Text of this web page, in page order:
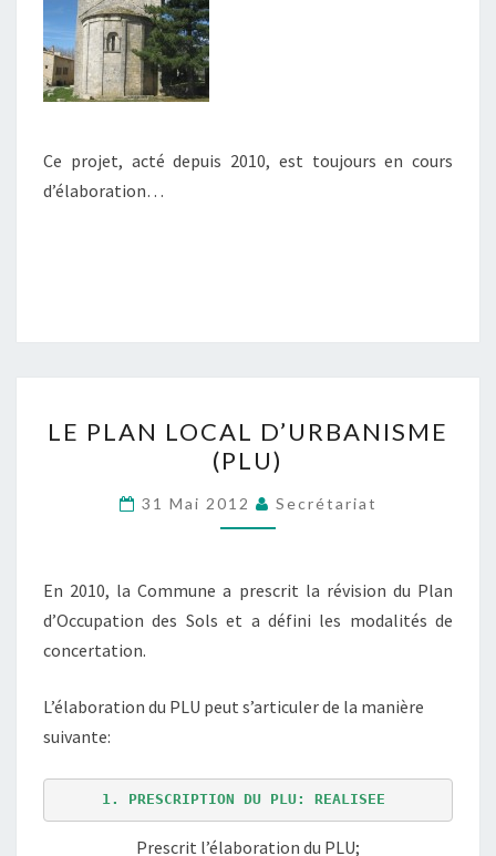
Ce projet, acté depuis 2010, est toujours en cours
d’élaboration…
PLAN
LOCAL
D’URBANISME
(PLU)
LE PLAN LOCAL D’URBANISME
(PLU)
31 Mai 2012 Secrétariat
En 2010, la Commune a prescrit la révision du Plan
d’Occupation des Sols et a défini les modalités de
concertation.
L’élaboration du PLU peut s’articuler de la manière
suivante:
1. PRESCRIPTION DU PLU: REALISEE
Prescrit l’élaboration du PLU;